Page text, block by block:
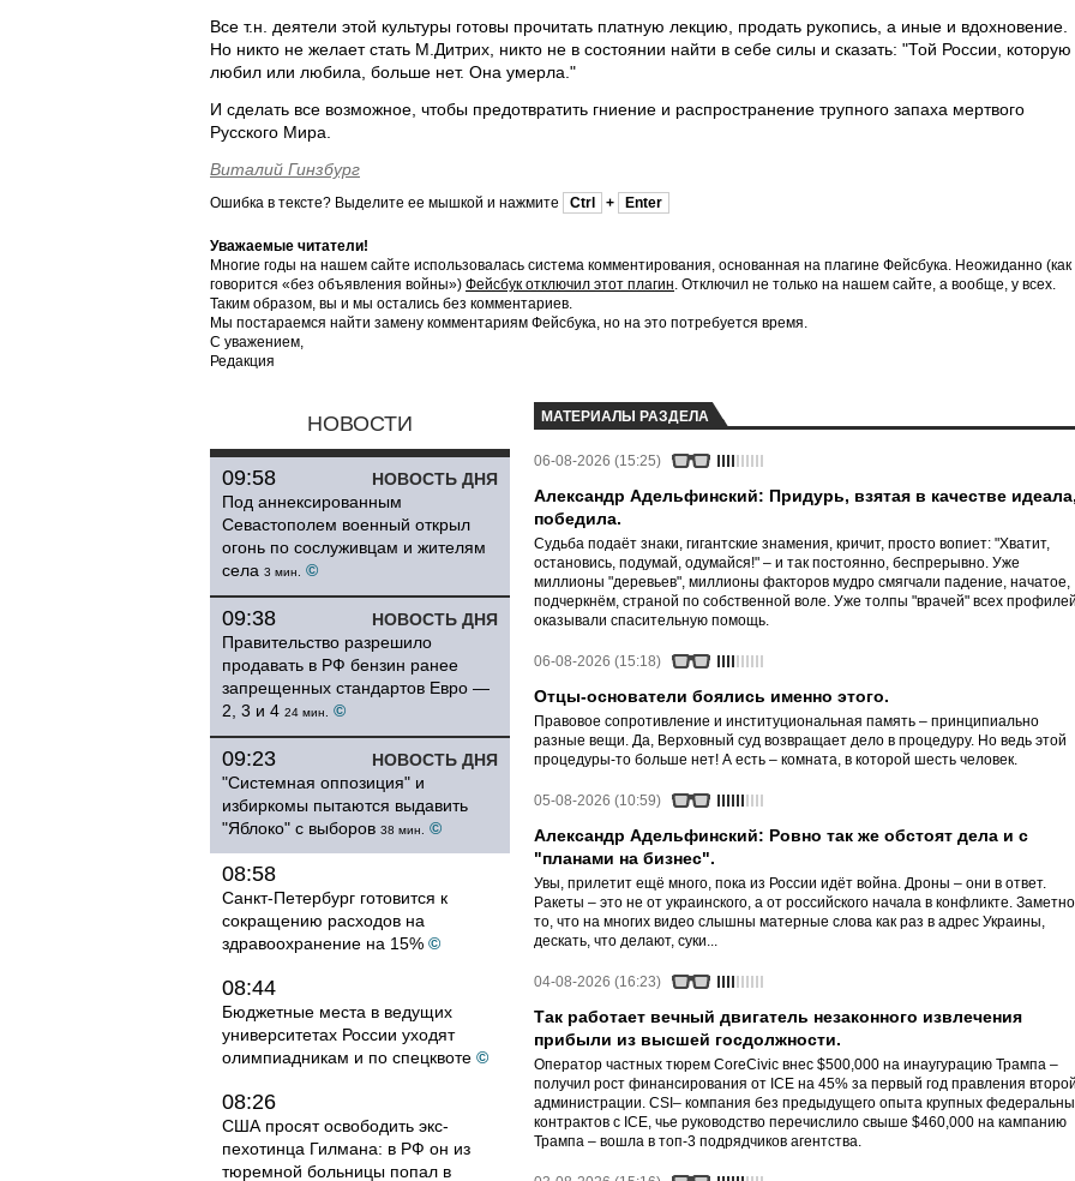
Все т.н. деятели этой культуры готовы прочитать платную лекцию, продать рукопись, а иные и вдохновение.
Но никто не желает стать М.Дитрих, никто не в состоянии найти в себе силы и сказать: "Той России, которую
любил или любила, больше нет. Она умерла."
И сделать все возможное, чтобы предотвратить гниение и распространение трупного запаха мертвого
Русского Мира.
Виталий Гинзбург
Ошибка в тексте? Выделите ее мышкой и нажмите Ctrl + Enter
Уважаемые читатели!
Многие годы на нашем сайте использовалась система комментирования, основанная на плагине Фейсбука. Неожиданно (как
говорится «без объявления войны») Фейсбук отключил этот плагин. Отключил не только на нашем сайте, а вообще, у всех.
Таким образом, вы и мы остались без комментариев.
Мы постараемся найти замену комментариям Фейсбука, но на это потребуется время.
С уважением,
Редакция
НОВОСТИ
НОВОСТЬ ДНЯ
09:58
Под аннексированным
Севастополем военный открыл
огонь по сослуживцам и жителям
села 3 мин. ©
НОВОСТЬ ДНЯ
09:38
Правительство разрешило
продавать в РФ бензин ранее
запрещенных стандартов Евро —
2, 3 и 4 24 мин. ©
НОВОСТЬ ДНЯ
09:23
"Системная оппозиция" и
избиркомы пытаются выдавить
"Яблоко" с выборов 38 мин. ©
08:58
Санкт-Петербург готовится к
сокращению расходов на
здравоохранение на 15% ©
08:44
Бюджетные места в ведущих
университетах России уходят
олимпиадникам и по спецквоте ©
08:26
США просят освободить экс-
пехотинца Гилмана: в РФ он из
тюремной больницы попал в
МАТЕРИАЛЫ РАЗДЕЛА
06-08-2026 (15:25)
Александр Адельфинский: Придурь, взятая в качестве идеала,
победила.
Судьба подаёт знаки, гигантские знамения, кричит, просто вопиет: "Хватит,
остановись, подумай, одумайся!" – и так постоянно, беспрерывно. Уже
миллионы "деревьев", миллионы факторов мудро смягчали падение, начатое,
подчеркнём, страной по собственной воле. Уже толпы "врачей" всех профилей
оказывали спасительную помощь.
06-08-2026 (15:18)
Отцы-основатели боялись именно этого.
Правовое сопротивление и институциональная память – принципиально
разные вещи. Да, Верховный суд возвращает дело в процедуру. Но ведь этой
процедуры-то больше нет! А есть – комната, в которой шесть человек.
05-08-2026 (10:59)
Александр Адельфинский: Ровно так же обстоят дела и с
"планами на бизнес".
Увы, прилетит ещё много, пока из России идёт война. Дроны – они в ответ.
Ракеты – это не от украинского, а от российского начала в конфликте.
то, что на многих видео слышны матерные слова как раз в адрес Украины,
дескать, что делают, суки...
04-08-2026 (16:23)
Так работает вечный двигатель незаконного извлечения
прибыли из высшей госдолжности.
Оператор частных тюрем CoreCivic внес $500,000 на инаугурацию Трампа –
получил рост финансирования от ICE на 45% за первый год правления второй
администрации. CSI– компания без предыдущего опыта крупных
контрактов с ICE, чье руководство перечислило свыше $460,000 на кампанию
Трампа – вошла в топ-3 подрядчиков агентства.